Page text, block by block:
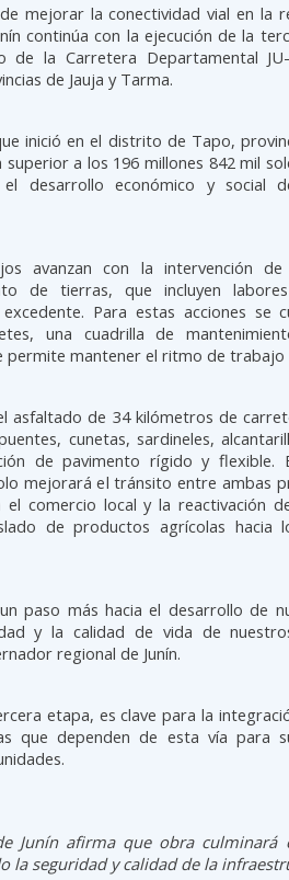
mejorar la conectividad vial en la
continúa con la ejecución de la
de la Carretera Departamental
de Jauja y Tarma.
inició en el distrito de Tapo,
superior a los 196 millones 842 mil
desarrollo económico y social
avanzan con la intervención de
de tierras, que incluyen
Para estas acciones se
una cuadrilla de
permite mantener el ritmo de trabajo
asfaltado de 34 kilómetros de
cunetas, sardineles,
de pavimento rígido y flexible.
mejorará el tránsito entre ambas
el comercio local y la reactivación
de productos agrícolas hacia
paso más hacia el desarrollo de
y la calidad de vida de
regional de Junín.
etapa, es clave para la
que dependen de esta vía para
Junín afirma que obra culminará
la seguridad y calidad de la